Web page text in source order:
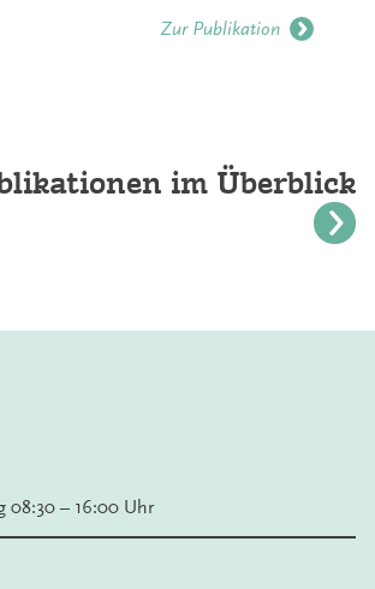
Zur Publikation
im Überblick
08:30 – 16:00 Uhr